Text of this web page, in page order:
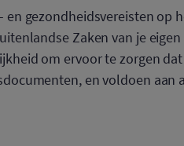
en gezondheidsvereisten
Zaken van je
om ervoor te zorgen
en voldoen